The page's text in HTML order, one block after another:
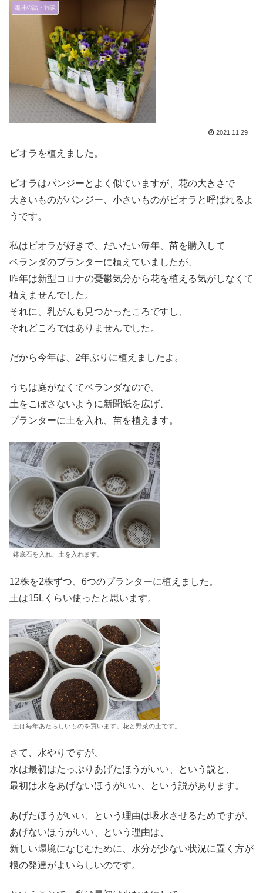
趣味の話・雑談
2021.11.29
ビオラを植えました。
ビオラはパンジーとよく似ていますが、花の大きさで
大きいものがパンジー、小さいものがビオラと呼ばれるよ
うです。
私はビオラが好きで、だいたい毎年、苗を購入して
ベランダのプランターに植えていましたが、
昨年は新型コロナの憂鬱気分から花を植える気がしなくて
植えませんでした。
それに、乳がんも見つかったころですし、
それどころではありませんでした。
だから今年は、2年ぶりに植えましたよ。
うちは庭がなくてベランダなので、
土をこぼさないように新聞紙を広げ、
プランターに土を入れ、苗を植えます。
鉢底石を入れ、土を入れます。
12株を2株ずつ、6つのプランターに植えました。
土は15Lくらい使ったと思います。
土は毎年あたらしいものを買います。花と野菜の土です。
さて、水やりですが、
水は最初はたっぷりあげたほうがいい、という説と、
最初は水をあげないほうがいい、という説があります。
あげたほうがいい、という理由は吸水させるためですが、
あげないほうがいい、という理由は、
新しい環境になじむために、水分が少ない状況に置く方が
根の発達がよいらしいのです。